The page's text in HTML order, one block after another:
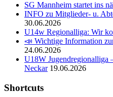
SG Mannheim startet ins
INFO zu Mitglieder- u.
30.06.2026
U14w Regionalliga: Wir
📣 Wichtige Information
24.06.2026
U18W
Neckar 19.06.2026
Shortcuts